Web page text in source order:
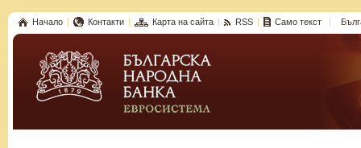
Начало Контакти Карта на сайта RSS Само текст